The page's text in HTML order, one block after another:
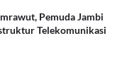
Pemuda Jambi
Telekomunikasi